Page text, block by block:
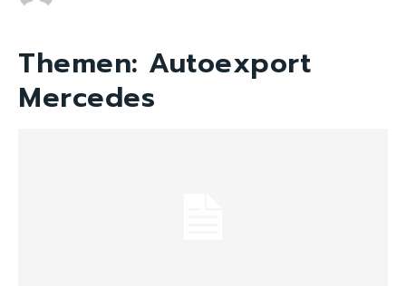
Themen: Autoexport
Mercedes